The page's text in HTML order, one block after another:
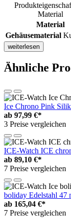
Material
Material
Gehäusematerial
weiterlesen
Ähnliche
Ice Chrono Pink
ab 97,99 €*
3 Preise vergleichen
ICE-Watch ICE
ab 89,10 €*
7 Preise vergleichen
boliday Edelstahl 47
ab 165,04 €*
7 Preise vergleichen